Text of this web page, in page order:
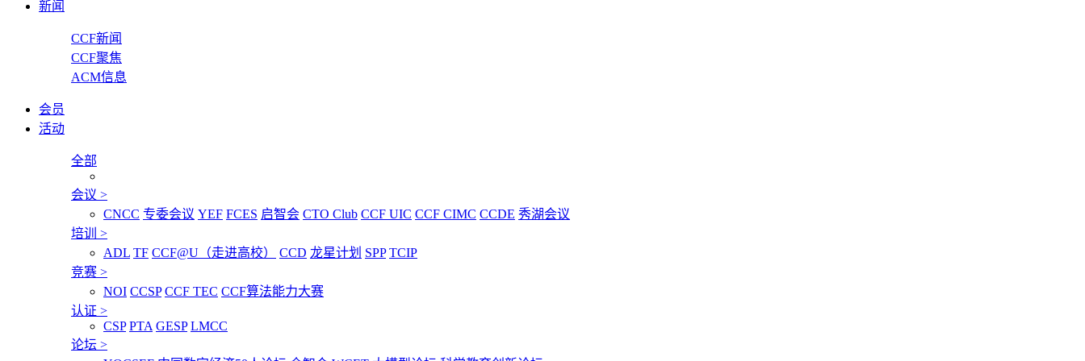
新闻
CCF新闻
CCF聚焦
ACM信息
会员
活动
全部
会议 >
CNCC 专委会议 YEF FCES 启智会 CTO Club CCF UIC CCF CIMC CCDE 秀湖会议
培训 >
ADL TF CCF@U（走进高校） CCD 龙星计划 SPP TCIP
竞赛 >
NOI CCSP CCF TEC CCF算法能力大赛
认证 >
CSP PTA GESP LMCC
论坛 >